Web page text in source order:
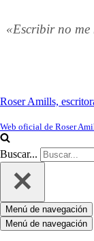
«Escribir no me
Roser Amills,
Web oficial de Roser
Buscar...
Menú de navegación
Menú de navegación